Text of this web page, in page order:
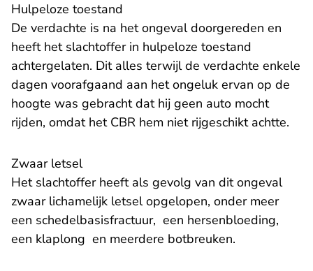
Hulpeloze toestand
De verdachte is na het ongeval doorgereden en
heeft het slachtoffer in hulpeloze toestand
achtergelaten. Dit alles terwijl de verdachte enkele
dagen voorafgaand aan het ongeluk ervan op de
hoogte was gebracht dat hij geen auto mocht
rijden, omdat het CBR hem niet rijgeschikt achtte.
Zwaar letsel
Het slachtoffer heeft als gevolg van dit ongeval
zwaar lichamelijk letsel opgelopen, onder meer
een schedelbasisfractuur, een hersenbloeding,
een klaplong en meerdere botbreuken.